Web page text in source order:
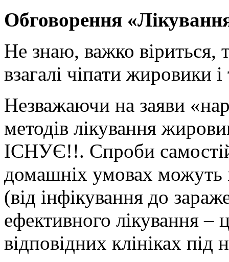
Обговорення
Не знаю, важко
взагалі чіпати жировики
Незважаючи на заяви
методів лікування
ІСНУЄ!!. Спроби
домашніх умовах можуть
(від інфікування до
ефективного лікування
відповідних клініках під